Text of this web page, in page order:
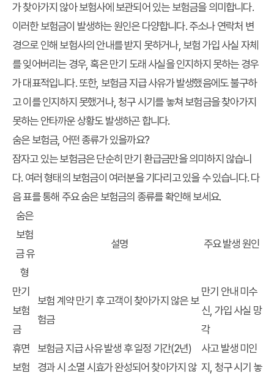
가 찾아가지 않아 보험사에 보관되어 있는 보험금을 의미합니다.
이러한 보험금이 발생하는 원인은 다양합니다. 주소나 연락처 변
경으로 인해 보험사의 안내를 받지 못하거나, 보험 가입 사실 자체
를 잊어버리는 경우, 혹은 만기 도래 사실을 인지하지 못하는 경우
가 대표적입니다. 또한, 보험금 지급 사유가 발생했음에도 불구하
고 이를 인지하지 못했거나, 청구 시기를 놓쳐 보험금을 찾아가지
못하는 안타까운 상황도 발생하곤 합니다.
숨은 보험금, 어떤 종류가 있을까요?
잠자고 있는 보험금은 단순히 만기 환급금만을 의미하지 않습니
다. 여러 형태의 보험금이 여러분을 기다리고 있을 수 있습니다. 다
음 표를 통해 주요 숨은 보험금의 종류를 확인해 보세요.
숨은
보험
금 유
형
설명 주요 발생 원인
만기
보험
금
보험 계약 만기 후 고객이 찾아가지 않은 보
험금
만기 안내 미수
신, 가입 사실 망
각
휴면
보험
보험금 지급 사유 발생 후 일정 기간(2년)
경과 시 소멸 시효가 완성되어 찾아가지 않
사고 발생 미인
지, 청구 시기 놓